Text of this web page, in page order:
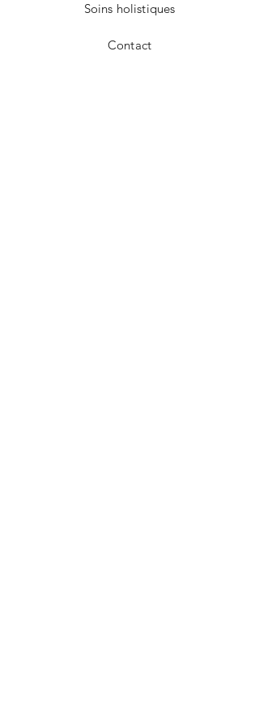
Soins holistiques
Contact